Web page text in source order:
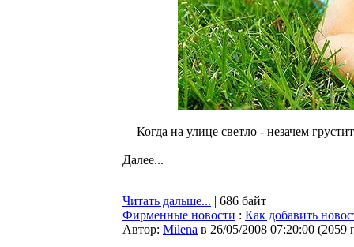
Когда на улице светло - незачем
Далее...
Читать дальше... | 686 байт
Фирменные новости : Как добавить
Автор: Milena в 26/05/2008 07:20:00 (2059